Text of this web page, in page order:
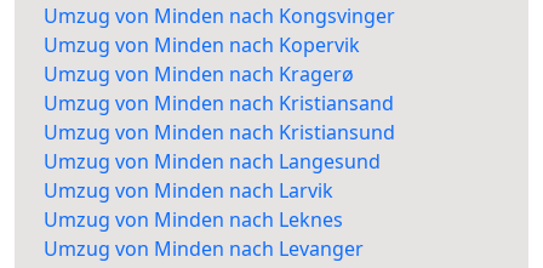
Umzug von Minden nach Kongsvinger
Umzug von Minden nach Kopervik
Umzug von Minden nach Kragerø
Umzug von Minden nach Kristiansand
Umzug von Minden nach Kristiansund
Umzug von Minden nach Langesund
Umzug von Minden nach Larvik
Umzug von Minden nach Leknes
Umzug von Minden nach Levanger